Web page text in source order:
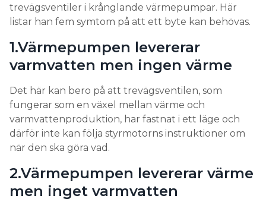
trevägsventiler i krånglande värmepumpar. Här
listar han fem symtom på att ett byte kan behövas.
1.Värmepumpen levererar
varmvatten men ingen värme
Det här kan bero på att trevägsventilen, som
fungerar som en växel mellan värme och
varmvattenproduktion, har fastnat i ett läge och
därför inte kan följa styrmotorns instruktioner om
när den ska göra vad.
2.Värmepumpen levererar värme
men inget varmvatten